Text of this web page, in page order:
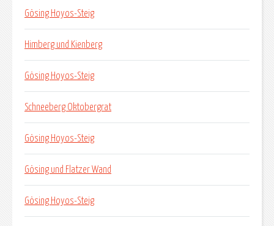
Gösing Hoyos-Steig
Himberg und Kienberg
Gösing Hoyos-Steig
Schneeberg Oktobergrat
Gösing Hoyos-Steig
Gösing und Flatzer Wand
Gösing Hoyos-Steig